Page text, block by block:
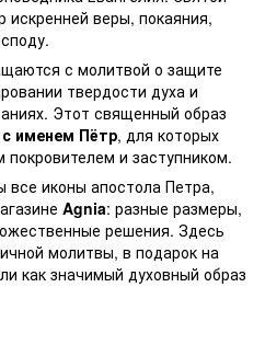
искренней веры, покаяния,
с молитвой о защите
твердости духа и
Этот священный образ
с именем Пётр, для которых
и заступником.
все иконы апостола Петра,
Agnia: разные размеры,
решения. Здесь
молитвы, в подарок на
как значимый духовный образ